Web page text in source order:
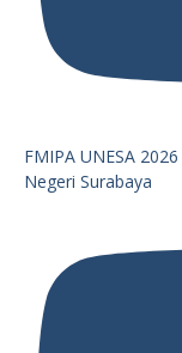
FMIPA UNESA
Negeri Surabaya